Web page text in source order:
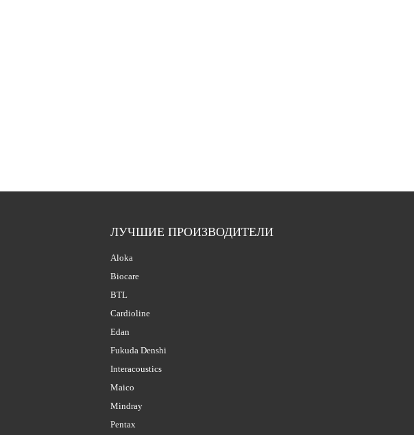
ЛУЧШИЕ ПРОИЗВОДИТЕЛИ
Aloka
Biocare
BTL
Cardioline
Edan
Fukuda Denshi
Interacoustics
Maico
Mindray
Pentax